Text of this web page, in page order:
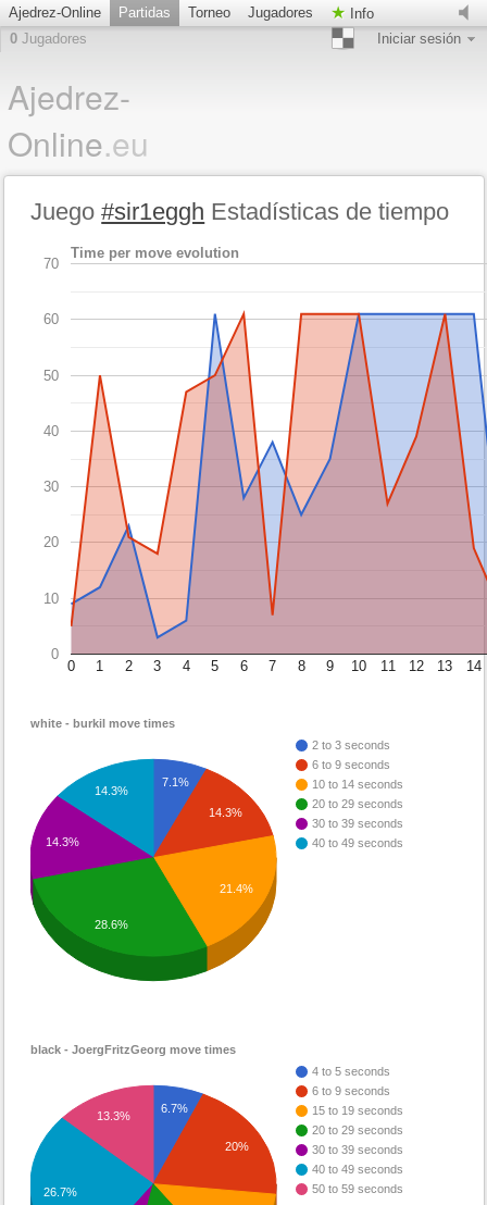
Ajedrez-Online Partidas Torneo Jugadores
Info
0 Jugadores Iniciar sesión
Ajedrez-
Online.eu
Juego#sir1eggh Estadísticas de tiempo
Time per move evolution
0 1 2 3 4 5 6 7 8 9 10 11 12 13 14
0
10
20
30
40
50
60
70
white - burkil move times
2 to 3 seconds
6 to 9 seconds
10 to 14 seconds
20 to 29 seconds
30 to 39 seconds
40 to 49 seconds
7.1%
14.3%
21.4%
14.3%
14.3%
28.6%
black - JoergFritzGeorg move times
4 to 5 seconds
6 to 9 seconds
15 to 19 seconds
20 to 29 seconds
30 to 39 seconds
40 to 49 seconds
50 to 59 seconds
6.7%
20%
13.3%
26.7%